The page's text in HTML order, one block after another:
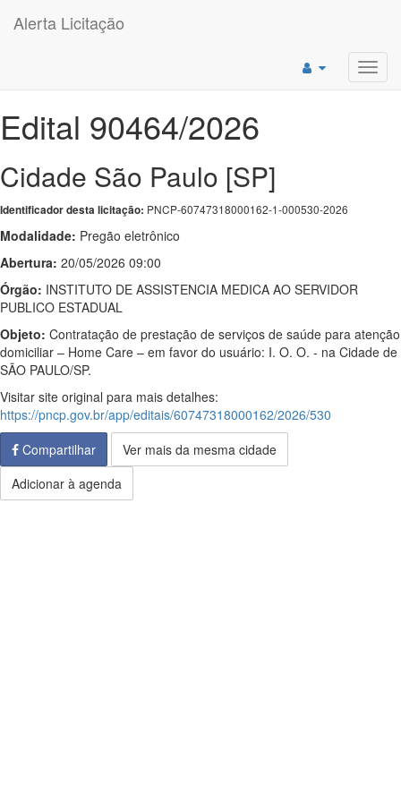
Alerta Licitação
Edital 90464/2026
Cidade São Paulo [SP]
Identificador desta licitação: PNCP-60747318000162-1-000530-2026
Modalidade: Pregão eletrônico
Abertura: 20/05/2026 09:00
Órgão: INSTITUTO DE ASSISTENCIA MEDICA AO SERVIDOR
PUBLICO ESTADUAL
Objeto: Contratação de prestação de serviços de saúde para atenção
domiciliar – Home Care – em favor do usuário: I. O. O. - na Cidade de
SÃO PAULO/SP.
Visitar site original para mais detalhes:
https://pncp.gov.br/app/editais/60747318000162/2026/530
Compartilhar
Ver mais da mesma cidade
Adicionar à agenda